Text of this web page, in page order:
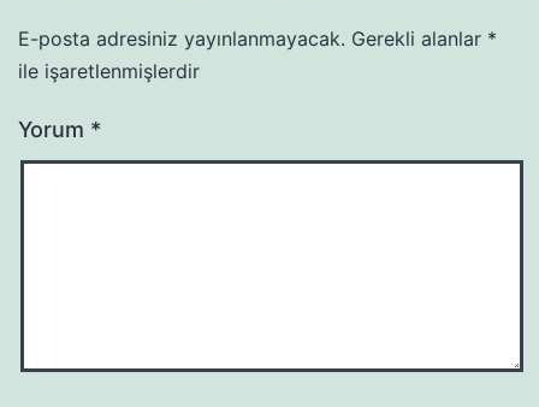
E-posta adresiniz yayınlanmayacak. Gerekli alanlar *
ile işaretlenmişlerdir
Yorum *